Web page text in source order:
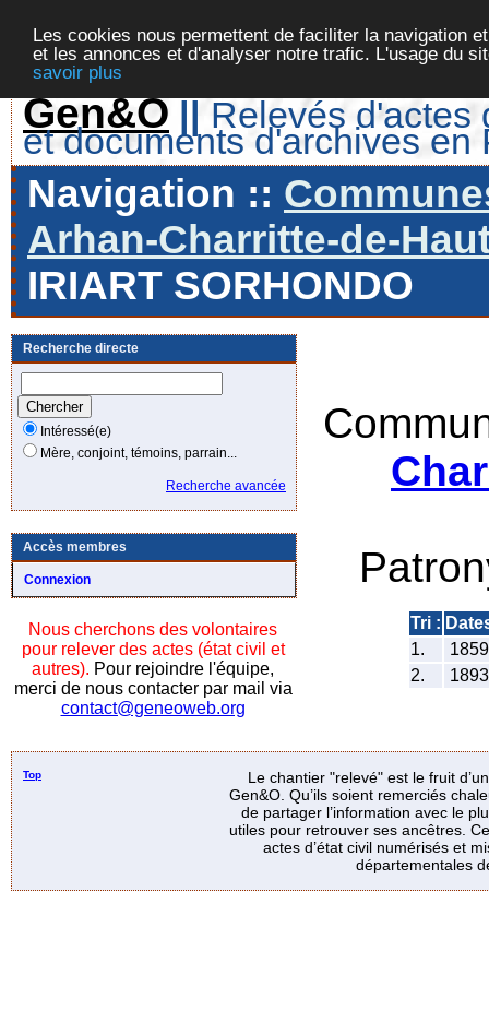
Les cookies nous permettent de faciliter la navigation
et les annonces et d'analyser notre trafic. L'usage du
savoir plus
Gen&O || Relevés d'actes
et documents d'archives en
Navigation ::
Arhan-Charritte-de-
IRIART SORHONDO
Recherche directe
Intéressé(e)
Mère, conjoint, témoins, parrain...
Recherche avancée
Accès membres
Connexion
Nous cherchons des volontaires
pour relever des actes (état civil et
autres). Pour rejoindre l'équipe,
merci de nous contacter par mail via
contact@geneoweb.org
Tri :
1.
2.
Top
Le chantier "relevé" est le fruit
Gen&O. Qu’ils soient remerciés
de partager l’information avec le
utiles pour retrouver ses ancêtres.
actes d’état civil numérisés et
départementales